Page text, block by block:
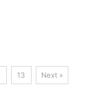
13 Next »